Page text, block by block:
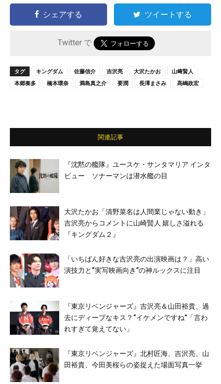
シェアする ツイートする
Twitter で
タグ キングダム 佐藤信介 吉沢亮 大沢たかお
山﨑賢人
本郷奏多
橋本環奈 満島真之介 要潤 長澤まさみ 髙嶋政宏
関連記事
『沈黙の艦隊』ユースケ・サンタマリア インタ
ビュー ソナーマンは潜水艦の目
大沢たかお「清野菜名は人間業じゃない動き」
吉沢亮からコメントに山崎賢人 嬉しさ溢れる
『キングダム２』
「いちばん好きな吉沢亮の出演映画は？」高い
演技力と“実写映画向き”の神ルックスに注目
『東京リベンジャーズ』吉沢亮＆山田裕貴、過
去にディープなキス？“イケメンですね”「言わ
れすぎて覚えてない」
『東京リベンジャーズ』北村匠海、吉沢亮、山
田裕貴、今田美桜らの姿捉えた場面写真一挙